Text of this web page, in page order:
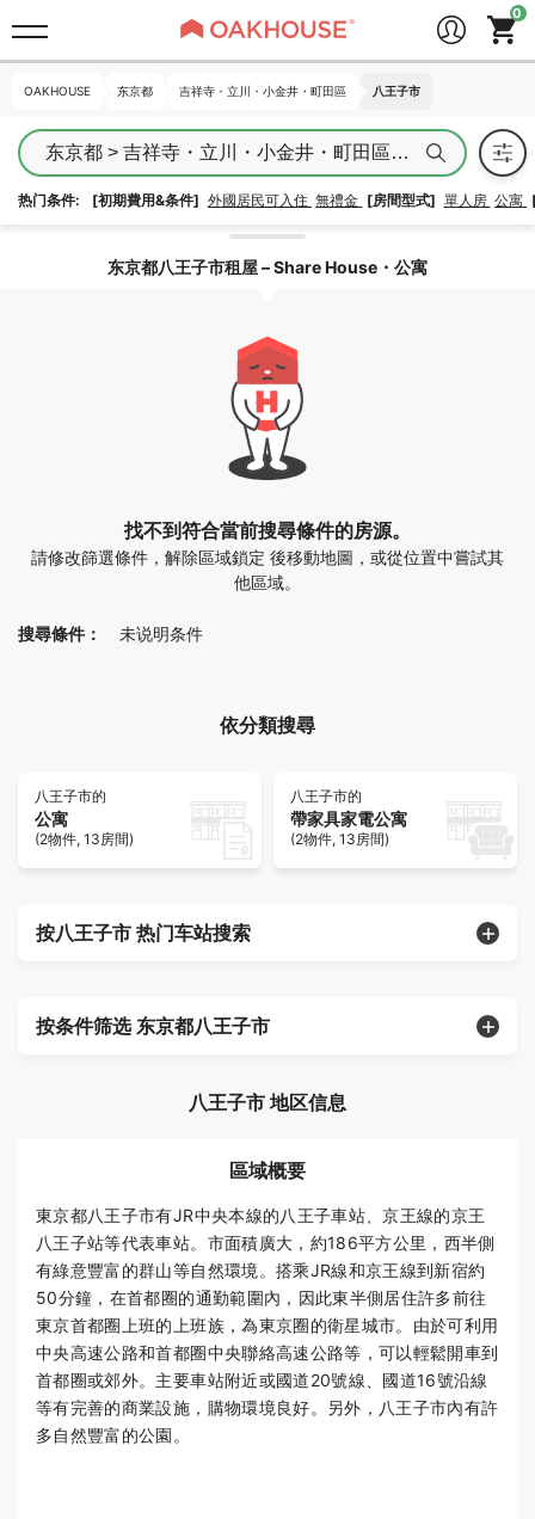
OAKHOUSE 东京都 吉祥寺・立川・小金井・町田區 八王子市
东京都 > 吉祥寺・立川・小金井・町田區 > 八王子市
热门条件: [初期費用&条件] 外國居民可入住 無禮金 [房間型式] 單人房 公寓
解除區域鎖定
东京都八王子市租屋 – Share House・公寓
找不到符合當前搜尋條件的房源。
請修改篩選條件，解除區域鎖定 後移動地圖，或從位置中嘗試其
他區域。
搜尋條件： 未说明条件
依分類搜尋
八王子市的
公寓
(2物件, 13房間)
八王子市的
帶家具家電公寓
(2物件, 13房間)
按八王子市 热门车站搜索
按条件筛选 东京都八王子市
八王子市 地区信息
區域概要
東京都八王子市有JR中央本線的八王子車站、京王線的京王
八王子站等代表車站。市面積廣大，約186平方公里，西半側
有綠意豐富的群山等自然環境。搭乘JR線和京王線到新宿約
50分鐘，在首都圈的通勤範圍內，因此東半側居住許多前往
東京首都圈上班的上班族，為東京圈的衛星城市。由於可利用
中央高速公路和首都圈中央聯絡高速公路等，可以輕鬆開車到
首都圈或郊外。主要車站附近或國道20號線、國道16號沿線
等有完善的商業設施，購物環境良好。另外，八王子市內有許
多自然豐富的公園。
OAKHOUSE 东京都 吉祥寺・立川・小金井・町田區 八王子市